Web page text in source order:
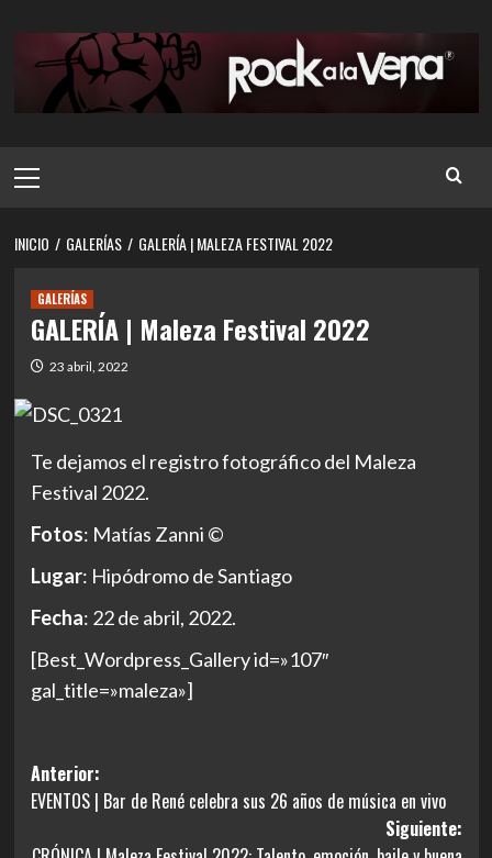
contenido
principal
INICIO GALERÍAS GALERÍA | MALEZA FESTIVAL 2022
GALERÍAS
GALERÍA | Maleza Festival 2022
23 abril, 2022
Te dejamos el registro fotográfico del Maleza
Festival 2022.
Fotos: Matías Zanni ©
Lugar: Hipódromo de Santiago
Fecha: 22 de abril, 2022.
[Best_Wordpress_Gallery id=»107″
gal_title=»maleza»]
Navegación
de
Anterior:
EVENTOS | Bar de René celebra sus 26 años de música en vivo
Siguiente: